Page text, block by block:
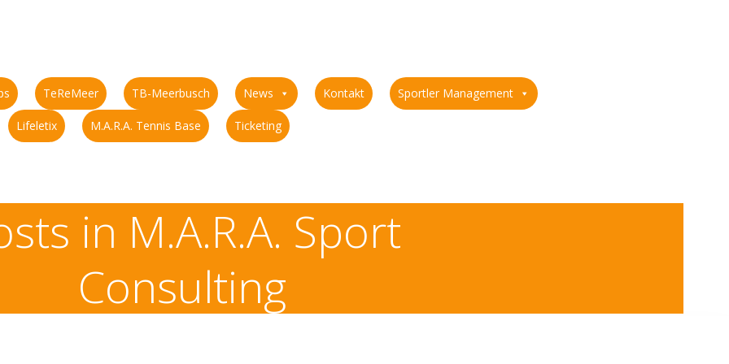
TeReMeer TB-Meerbusch News Kontakt Sportler Management
Lifeletix M.A.R.A. Tennis Base Ticketing
in M.A.R.A. Sport
Consulting